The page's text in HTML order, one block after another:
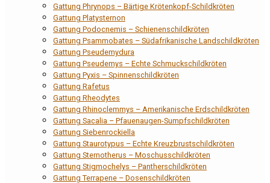
Gattung Phrynops – Bärtige Krötenkopf-Schildkröten
Gattung Platysternon
Gattung Podocnemis – Schienenschildkröten
Gattung Psammobates – Südafrikanische Landschildkröten
Gattung Pseudemydura
Gattung Pseudemys – Echte Schmuckschildkröten
Gattung Pyxis – Spinnenschildkröten
Gattung Rafetus
Gattung Rheodytes
Gattung Rhinoclemmys – Amerikanische Erdschildkröten
Gattung Sacalia – Pfauenaugen-Sumpfschildkröten
Gattung Siebenrockiella
Gattung Staurotypus – Echte Kreuzbrustschildkröten
Gattung Sternotherus – Moschusschildkröten
Gattung Stigmochelys – Pantherschildkröten
Gattung Terrapene – Dosenschildkröten